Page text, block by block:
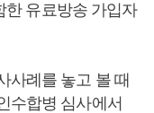
한 유료방송 가입자
사례를 놓고 볼 때
수합병 심사에서